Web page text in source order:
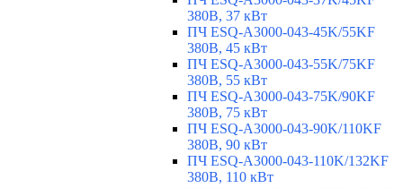
380В, 37 кВт
ПЧ ESQ-A3000-043-45K/55KF
380В, 45 кВт
ПЧ ESQ-A3000-043-55K/75KF
380В, 55 кВт
ПЧ ESQ-A3000-043-75K/90KF
380В, 75 кВт
ПЧ ESQ-A3000-043-90K/110KF
380В, 90 кВт
ПЧ ESQ-A3000-043-110K/132KF
380В, 110 кВт